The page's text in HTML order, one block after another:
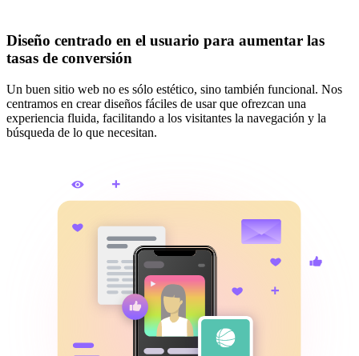
Diseño centrado en el usuario para aumentar las
tasas de conversión
Un buen sitio web no es sólo estético, sino también funcional. Nos
centramos en crear diseños fáciles de usar que ofrezcan una
experiencia fluida, facilitando a los visitantes la navegación y la
búsqueda de lo que necesitan.